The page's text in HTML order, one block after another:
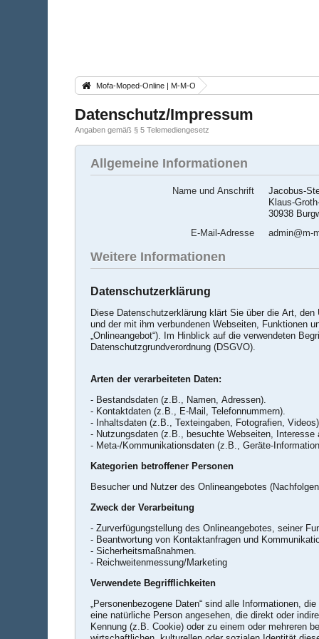
Mofa-Moped-Online | M-M-O
Datenschutz/Impressum
Angaben gemäß § 5 Telemediengesetz
Allgemeine Informationen
Name und Anschrift
Jacobus-
Klaus-
30938
E-Mail-Adresse
admin@m-
Weitere Informationen
Datenschutzerklärung
Diese Datenschutzerklärung klärt Sie über die Art,
und der mit ihm verbundenen Webseiten, Funktionen
„Onlineangebot“). Im Hinblick auf die verwendeten
Datenschutzgrundverordnung (DSGVO).
Arten der verarbeiteten Daten:
- Bestandsdaten (z.B., Namen, Adressen).
- Kontaktdaten (z.B., E-Mail, Telefonnummern).
- Inhaltsdaten (z.B., Texteingaben, Fotografien,
- Nutzungsdaten (z.B., besuchte Webseiten,
- Meta-/Kommunikationsdaten (z.B., Geräte-
Kategorien betroffener Personen
Besucher und Nutzer des Onlineangebotes
Zweck der Verarbeitung
- Beantwortung von Kontaktanfragen und
- Sicherheitsmaßnahmen.
- Reichweitenmessung/Marketing
Verwendete Begrifflichkeiten
„Personenbezogene Daten“ sind alle Informationen,
eine natürliche Person angesehen, die direkt oder
Kennung (z.B. Cookie) oder zu einem oder mehreren